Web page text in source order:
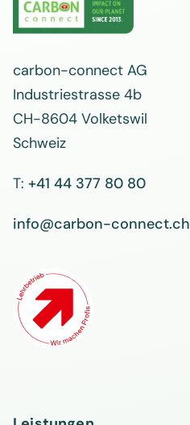
carbon-connect AG
Industriestrasse 4b
CH-8604 Volketswil
Schweiz
T: +41 44 377 80 80
info@carbon-connect.ch